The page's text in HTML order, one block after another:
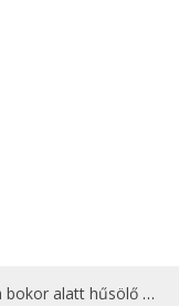
cicát Kisorosziban